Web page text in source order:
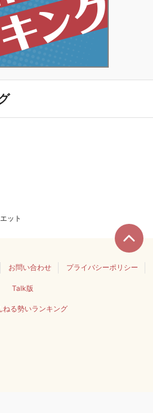
ット
お問い合わせ プライバシーポリシー
Talk版
る勢いランキング